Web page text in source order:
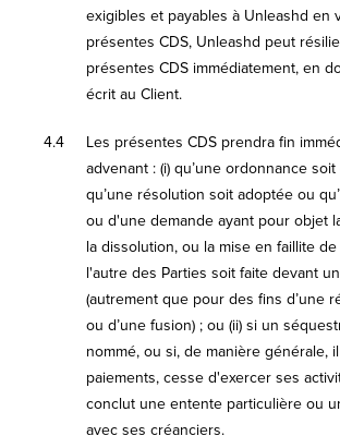
exigibles et payables à Unleashd en
présentes CDS, Unleashd peut
présentes CDS immédiatement, en
écrit au Client.
4.4
Les présentes CDS prendra fin
advenant : (i) qu’une ordonnance
qu’une résolution soit adoptée ou
ou d'une demande ayant pour objet
la dissolution, ou la mise en faillite
l'autre des Parties soit faite devant
(autrement que pour des fins d’une
ou d’une fusion) ; ou (ii) si un
nommé, ou si, de manière générale,
paiements, cesse d'exercer ses
conclut une entente particulière ou
avec ses créanciers.